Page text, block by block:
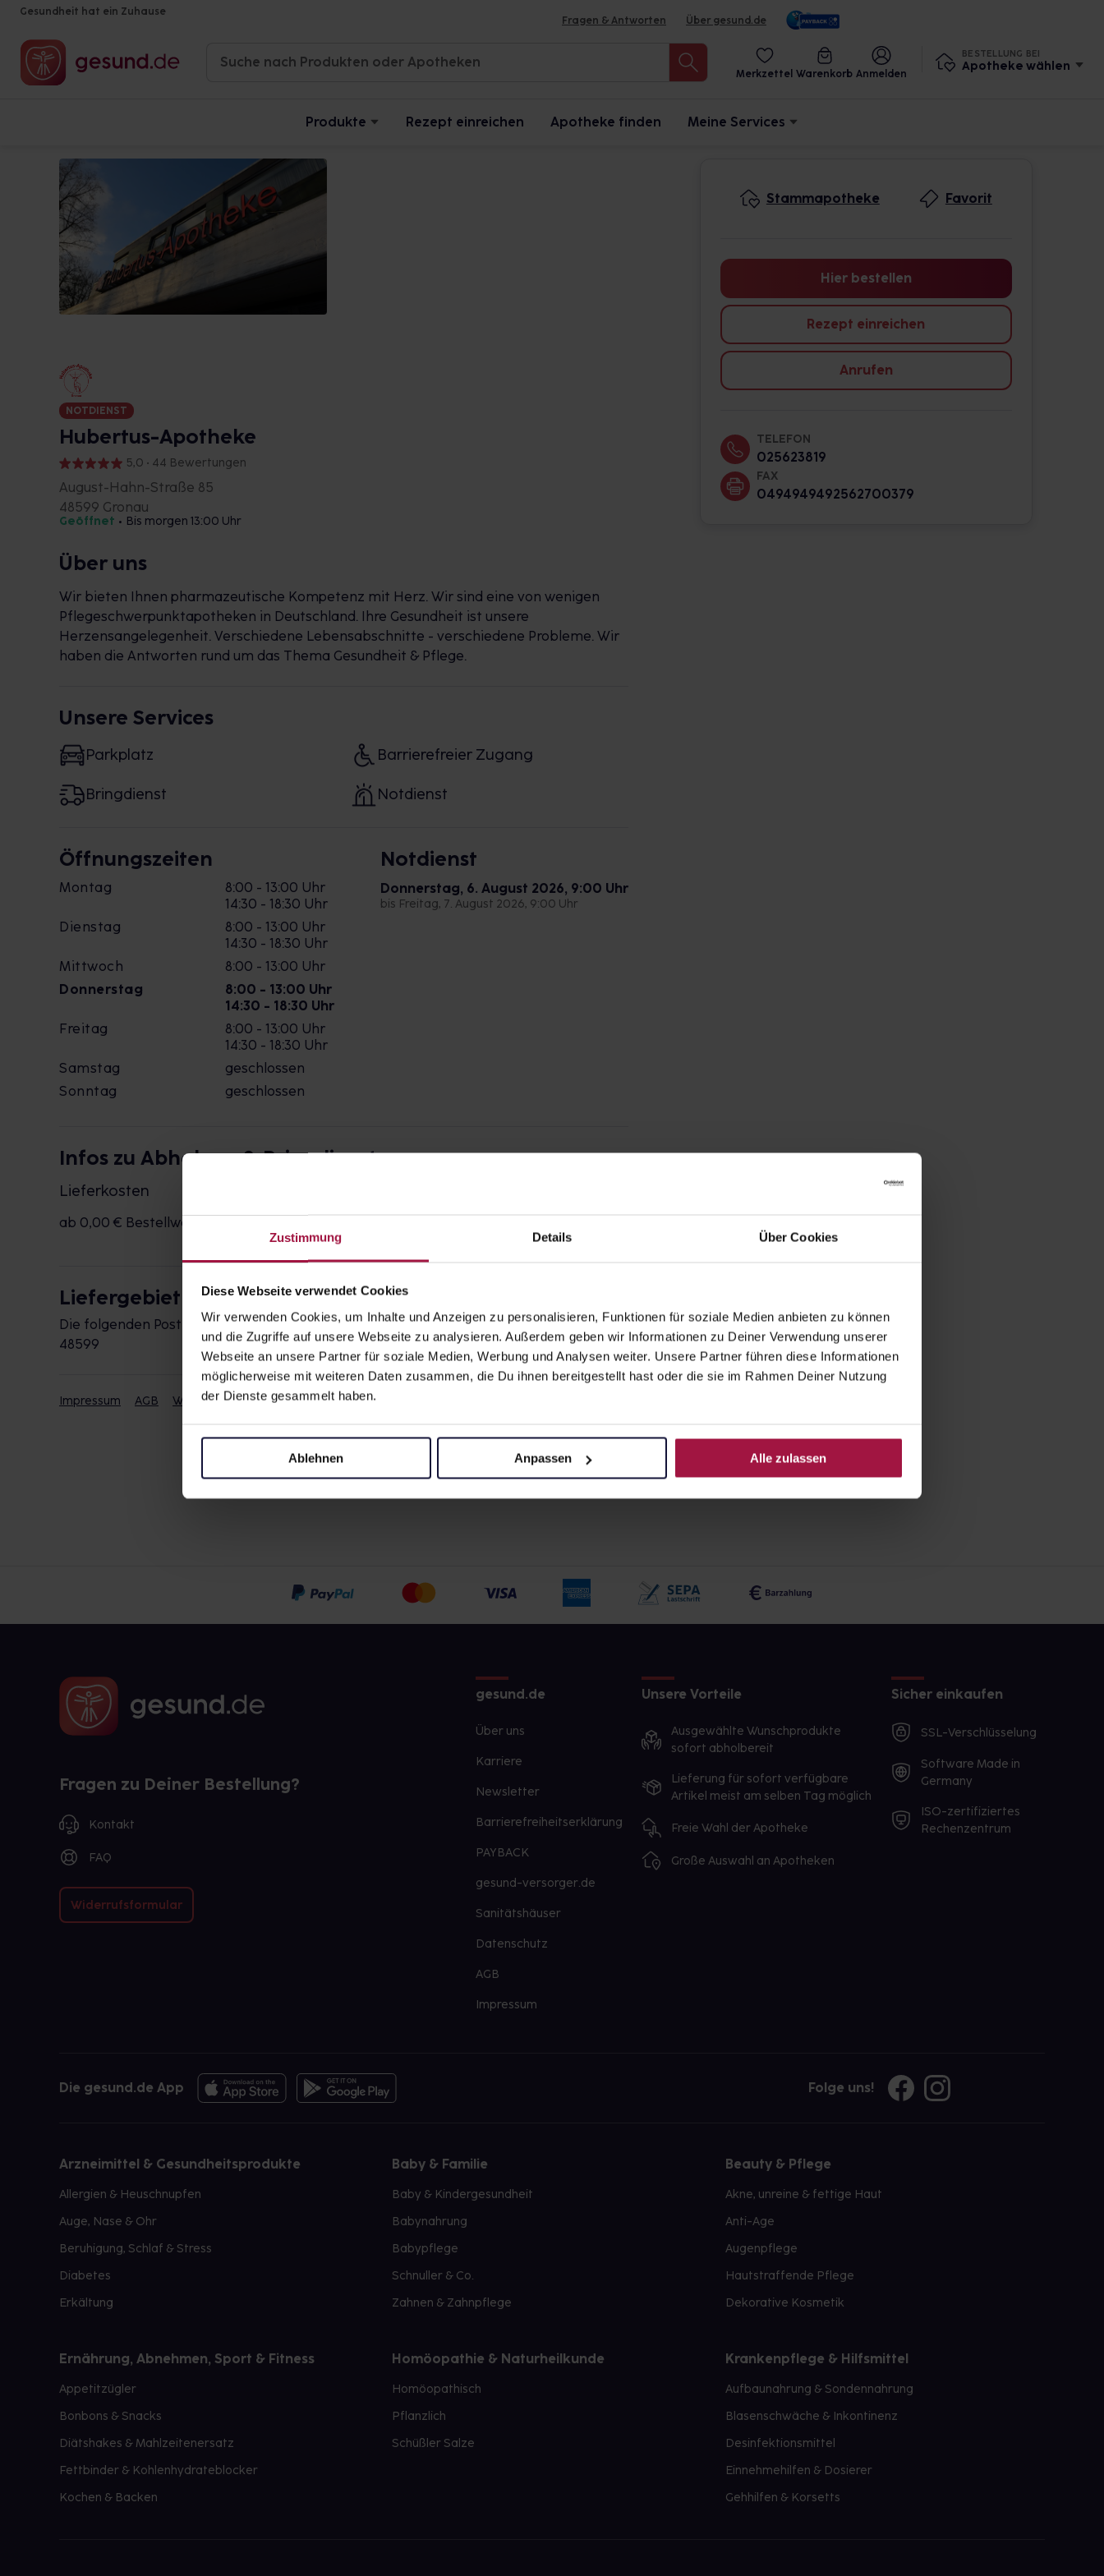
Zustimmung Details Über Cookies
Diese Webseite verwendet Cookies
Wir verwenden Cookies, um Inhalte und Anzeigen zu personalisieren, Funktionen für soziale Medien anbieten zu können
und die Zugriffe auf unsere Webseite zu analysieren. Außerdem geben wir Informationen zu Deiner Verwendung unserer
Webseite an unsere Partner für soziale Medien, Werbung und Analysen weiter. Unsere Partner führen diese Informationen
möglicherweise mit weiteren Daten zusammen, die Du ihnen bereitgestellt hast oder die sie im Rahmen Deiner Nutzung
der Dienste gesammelt haben.
Ablehnen Anpassen Alle zulassen
Gesundheit hat ein Zuhause
Fragen & Antworten Über gesund.de
Merkzettel Warenkorb Anmelden
BESTELLUNG BEI
Apotheke wählen
Produkte Rezept einreichen Apotheke finden Meine Services
NOTDIENST
Hubertus-Apotheke
5,0 • 44 Bewertungen
August-Hahn-Straße 85
48599 Gronau
Geöffnet • Bis morgen 13:00 Uhr
Über uns
Wir bieten Ihnen pharmazeutische Kompetenz mit Herz. Wir sind eine von wenigen
Pflegeschwerpunktapotheken in Deutschland. Ihre Gesundheit ist unsere
Herzensangelegenheit. Verschiedene Lebensabschnitte - verschiedene Probleme. Wir
haben die Antworten rund um das Thema Gesundheit & Pflege.
Unsere Services
Parkplatz Barrierefreier Zugang
Bringdienst Notdienst
Öffnungszeiten
Montag
8:00 - 13:00 Uhr
14:30 - 18:30 Uhr
Dienstag
8:00 - 13:00 Uhr
14:30 - 18:30 Uhr
Mittwoch
8:00 - 13:00 Uhr
Donnerstag
8:00 - 13:00 Uhr
14:30 - 18:30 Uhr
Freitag
8:00 - 13:00 Uhr
14:30 - 18:30 Uhr
Samstag
geschlossen
Sonntag
geschlossen
Notdienst
Donnerstag, 6. August 2026, 9:00 Uhr
bis Freitag, 7. August 2026, 9:00 Uhr
Infos zu Abholung & Bringdienst
Lieferkosten
ab 0,00 € Bestellwert
Liefergebiet
Die folgenden Postleitzahlen werden durch die Apotheke beliefert:
48599
Impressum AGB Widerrufsbelehrung Datenschutz
Stammapotheke Favorit
Hier bestellen
Rezept einreichen
Anrufen
TELEFON
025623819
FAX
0494949492562700379
Fragen zu Deiner Bestellung?
Kontakt
FAQ
Widerrufsformular
gesund.de
Über uns
Karriere
Newsletter
Barrierefreiheitserklärung
PAYBACK
gesund-versorger.de
Sanitätshäuser
Datenschutz
AGB
Impressum
Unsere Vorteile
Ausgewählte Wunschprodukte
sofort abholbereit
Lieferung für sofort verfügbare
Artikel meist am selben Tag möglich
Freie Wahl der Apotheke
Große Auswahl an Apotheken
Sicher einkaufen
SSL-Verschlüsselung
Software Made in
Germany
ISO-zertifiziertes
Rechenzentrum
Die gesund.de App Folge uns!
Arzneimittel & Gesundheitsprodukte
Allergien & Heuschnupfen
Auge, Nase & Ohr
Beruhigung, Schlaf & Stress
Diabetes
Erkältung
Baby & Familie
Baby & Kindergesundheit
Babynahrung
Babypflege
Schnuller & Co.
Zahnen & Zahnpflege
Beauty & Pflege
Akne, unreine & fettige Haut
Anti-Age
Augenpflege
Hautstraffende Pflege
Dekorative Kosmetik
Ernährung, Abnehmen, Sport & Fitness
Appetitzügler
Bonbons & Snacks
Diätshakes & Mahlzeitenersatz
Fettbinder & Kohlenhydrateblocker
Kochen & Backen
Homöopathie & Naturheilkunde
Homöopathisch
Pflanzlich
Schüßler Salze
Krankenpflege & Hilfsmittel
Aufbaunahrung & Sondennahrung
Blasenschwäche & Inkontinenz
Desinfektionsmittel
Einnehmehilfen & Dosierer
Gehhilfen & Korsetts